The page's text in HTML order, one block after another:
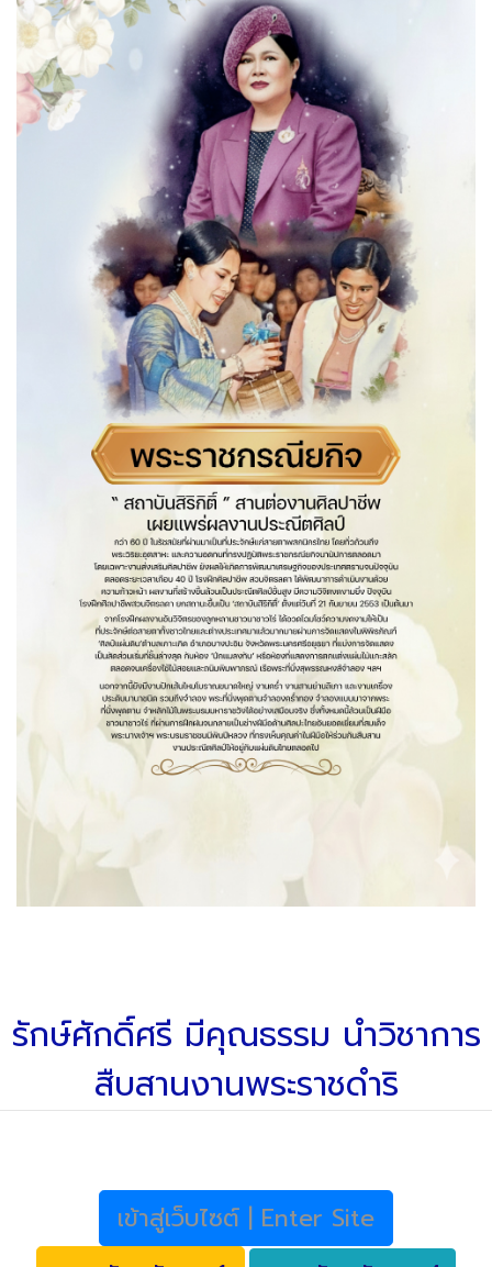
รักษ์ศักดิ์ศรี มีคุณธรรม นำวิชาการ
สืบสานงานพระราชดำริ
เข้าสู่เว็บไซต์ | Enter Site